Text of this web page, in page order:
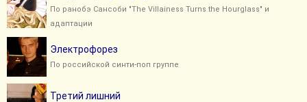
По ранобэ Сансоби "The Villainess Turns the Hourglass" и
адаптации
Электрофорез
По российской синти-поп группе
Третий лишний